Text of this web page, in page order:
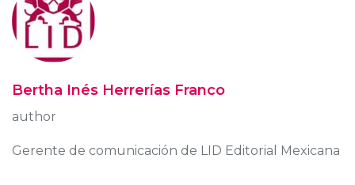
Bertha Inés Herrerías Franco
author
Gerente de comunicación de LID Editorial Mexicana